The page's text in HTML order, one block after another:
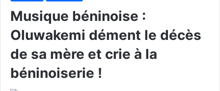
Musique béninoise :
Oluwakemi dément le décès
de sa mère et crie à la
béninoiserie !